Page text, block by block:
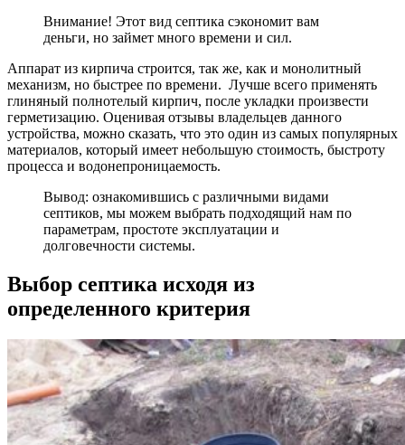
Внимание! Этот вид септика сэкономит вам
деньги, но займет много времени и сил.
Аппарат из кирпича строится, так же, как и монолитный
механизм, но быстрее по времени. Лучше всего применять
глиняный полнотелый кирпич, после укладки произвести
герметизацию. Оценивая отзывы владельцев данного
устройства, можно сказать, что это один из самых популярных
материалов, который имеет небольшую стоимость, быстроту
процесса и водонепроницаемость.
Вывод: ознакомившись с различными видами
септиков, мы можем выбрать подходящий нам по
параметрам, простоте эксплуатации и
долговечности системы.
Выбор септика исходя из
определенного критерия